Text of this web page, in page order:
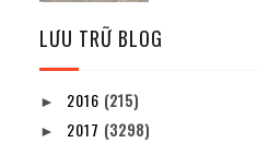
LƯU TRỮ BLOG
► 2016 (215)
► 2017 (3298)